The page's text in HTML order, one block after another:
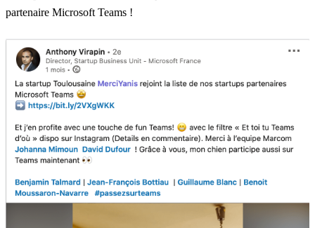
partenaire Microsoft Teams !